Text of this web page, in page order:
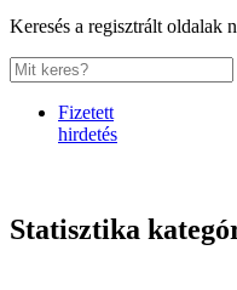
Keresés a regisztrált oldalak
Fizetett
hirdetés
Statisztika